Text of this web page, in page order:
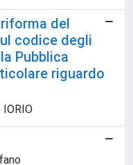
del
codice degli
Pubblica
riguardo